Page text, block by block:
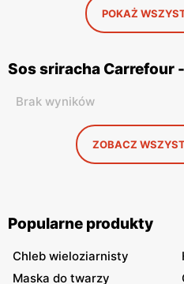
POKAŻ
Sos sriracha Carrefour
Brak wyników
ZOBACZ
Popularne produkty
Chleb wieloziarnisty
Maska do twarzy